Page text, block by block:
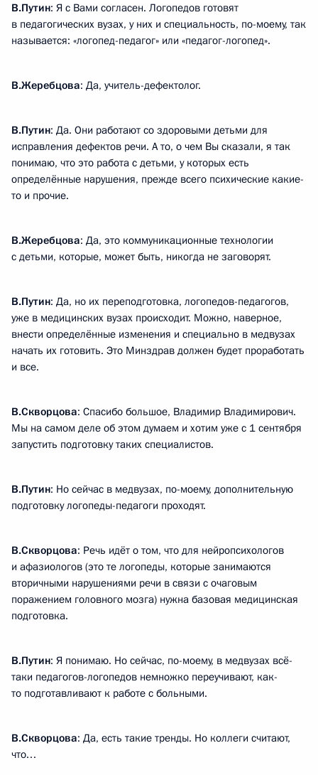
В.Путин: Я с Вами согласен. Логопедов готовят
в педагогических вузах, у них и специальность, по-моему, так
называется: «логопед-педагог» или «педагог-логопед».
В.Жеребцова: Да, учитель-дефектолог.
В.Путин: Да. Они работают со здоровыми детьми для
исправления дефектов речи. А то, о чем Вы сказали, я так
понимаю, что это работа с детьми, у которых есть
определённые нарушения, прежде всего психические какие-
то и прочие.
В.Жеребцова: Да, это коммуникационные технологии
с детьми, которые, может быть, никогда не заговорят.
В.Путин: Да, но их переподготовка, логопедов-педагогов,
уже в медицинских вузах происходит. Можно, наверное,
внести определённые изменения и специально в медвузах
начать их готовить. Это Минздрав должен будет проработать
и все.
В.Скворцова: Спасибо большое, Владимир Владимирович.
Мы на самом деле об этом думаем и хотим уже с 1 сентября
запустить подготовку таких специалистов.
В.Путин: Но сейчас в медвузах, по-моему, дополнительную
подготовку логопеды-педагоги проходят.
В.Скворцова: Речь идёт о том, что для нейропсихологов
и афазиологов (это те логопеды, которые занимаются
вторичными нарушениями речи в связи с очаговым
поражением головного мозга) нужна базовая медицинская
подготовка.
В.Путин: Я понимаю. Но сейчас, по-моему, в медвузах всё-
таки педагогов-логопедов немножко переучивают, как-
то подготавливают к работе с больными.
В.Скворцова: Да, есть такие тренды. Но коллеги считают,
что…